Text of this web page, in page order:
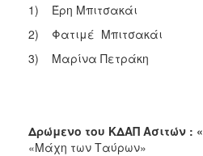
1) Έρη Μπιτσακάι
2) Φατιμέ Μπιτσακάι
3) Μαρίνα Πετράκη
Δρώμενο του ΚΔΑΠ Ασιτών : «
«Μάχη των Ταύρων»